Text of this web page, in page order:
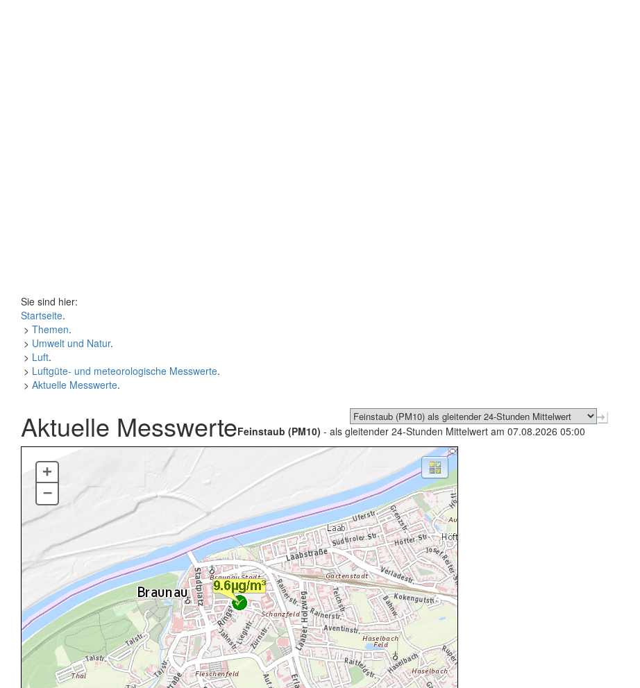
Sie sind hier:
Startseite.
> Themen.
> Umwelt und Natur.
> Luft.
> Luftgüte- und meteorologische Messwerte.
> Aktuelle Messwerte.
Aktuelle MesswerteFeinstaub (PM10) - als gleitender 24-Stunden Mittelwert am 07.08.2026 05:00
+
–